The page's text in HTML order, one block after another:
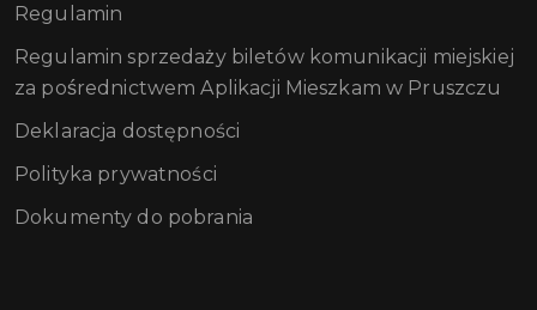
Regulamin
Regulamin sprzedaży biletów komunikacji miejskiej
za pośrednictwem Aplikacji Mieszkam w Pruszczu
Deklaracja dostępności
Polityka prywatności
Dokumenty do pobrania